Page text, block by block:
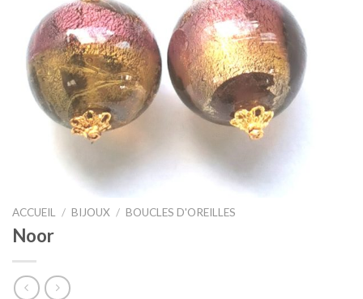
ACCUEIL / BIJOUX / BOUCLES D'OREILLES
Noor